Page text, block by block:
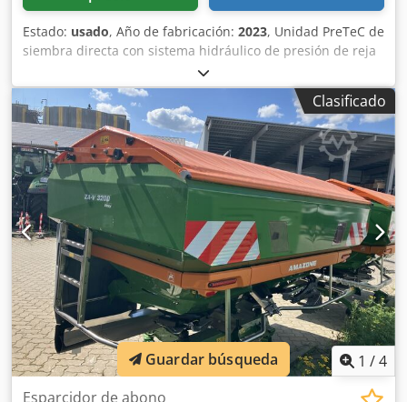
Estado: usado, Año de fabricación: 2023, Unidad PreTeC de
siembra directa con sistema hidráulico de presión de reja
SmartForce, cabezal distribuidor para / depósito frontal,
control de máquina ISOBUS, depósito frontal acoplable
FTender 2200 / tapa de depósito, sinfín de llenado
FTender, recorrido de transporte simple autónomo /
control de máquina ISOBUS. Credpfxotp Hmrj Aqvsf
Clasificado
1 /4
Esparcidor de abono
Guardar búsqueda